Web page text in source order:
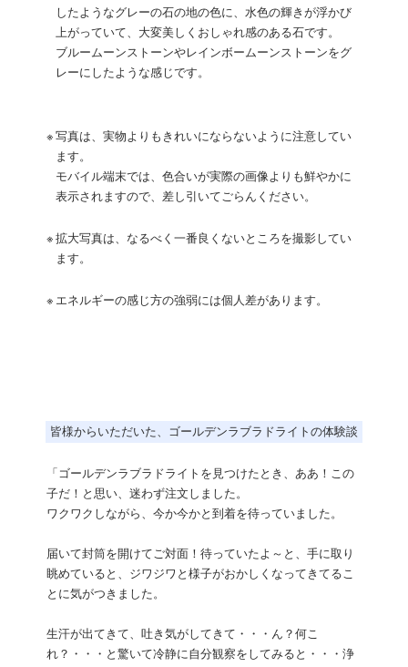
したようなグレーの石の地の色に、水色の輝きが浮かび
上がっていて、大変美しくおしゃれ感のある石です。
ブルームーンストーンやレインボームーンストーンをグ
レーにしたような感じです。
※ 写真は、実物よりもきれいにならないように注意してい
ます。
モバイル端末では、色合いが実際の画像よりも鮮やかに
表示されますので、差し引いてごらんください。
※ 拡大写真は、なるべく一番良くないところを撮影してい
ます。
※ エネルギーの感じ方の強弱には個人差があります。
皆様からいただいた、ゴールデンラブラドライトの体験談
「ゴールデンラブラドライトを見つけたとき、ああ！この
子だ！と思い、迷わず注文しました。
ワクワクしながら、今か今かと到着を待っていました。
届いて封筒を開けてご対面！待っていたよ～と、手に取り
眺めていると、ジワジワと様子がおかしくなってきてるこ
とに気がつきました。
生汗が出てきて、吐き気がしてきて・・・ん？何こ
れ？・・・と驚いて冷静に自分観察をしてみると・・・浄